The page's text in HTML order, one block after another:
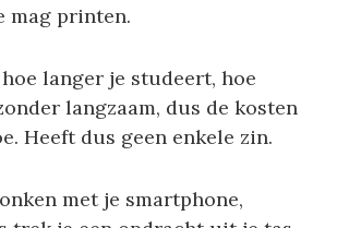
mag printen.
langer je studeert, hoe
langzaam, dus de kosten
Heeft dus geen enkele zin.
met je smartphone,